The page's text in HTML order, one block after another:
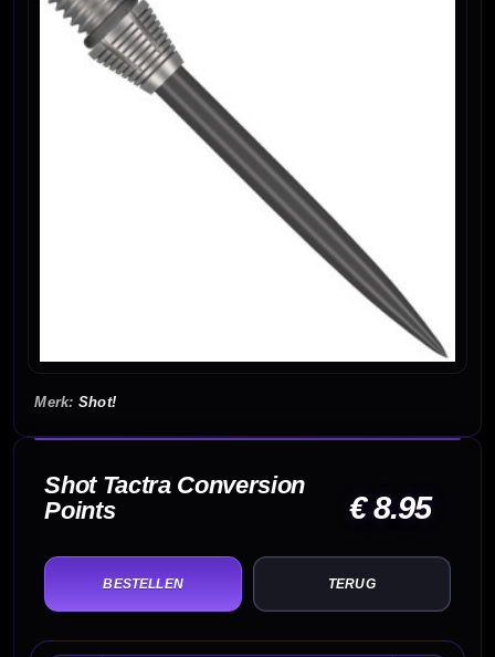
Shot!
Shot Tactra Conversion
Points
€ 8.95
TERUG